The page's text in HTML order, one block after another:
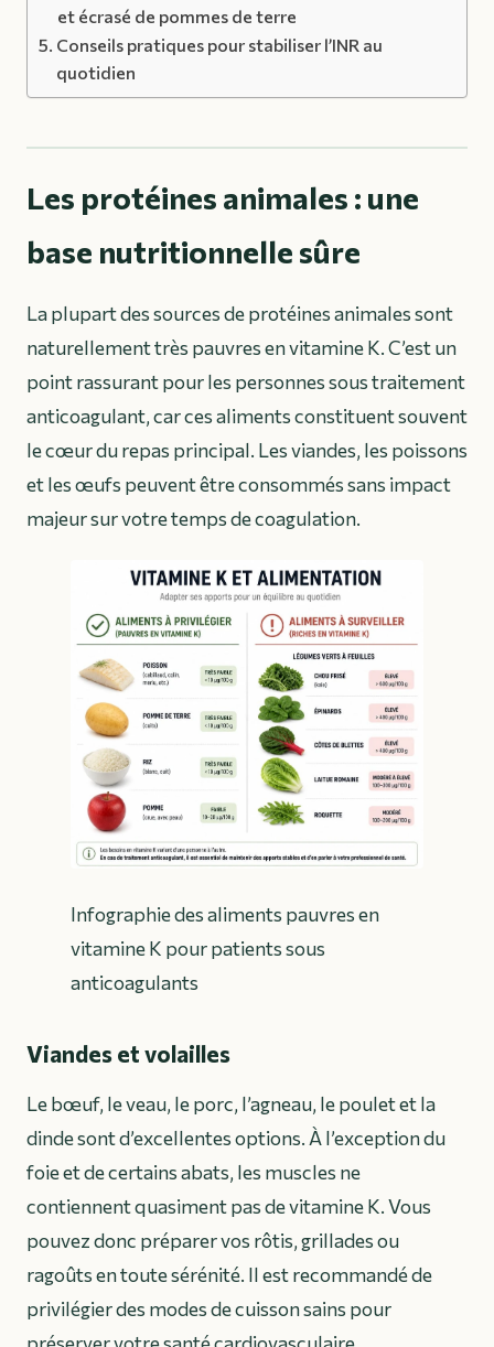
et écrasé de pommes de terre
Conseils pratiques pour stabiliser l’INR au
quotidien
Les protéines animales : une
base nutritionnelle sûre
La plupart des sources de protéines animales sont
naturellement très pauvres en vitamine K. C’est un
point rassurant pour les personnes sous traitement
anticoagulant, car ces aliments constituent souvent
le cœur du repas principal. Les viandes, les poissons
et les œufs peuvent être consommés sans impact
majeur sur votre temps de coagulation.
Infographie des aliments pauvres en
vitamine K pour patients sous
anticoagulants
Viandes et volailles
Le bœuf, le veau, le porc, l’agneau, le poulet et la
dinde sont d’excellentes options. À l’exception du
foie et de certains abats, les muscles ne
contiennent quasiment pas de vitamine K. Vous
pouvez donc préparer vos rôtis, grillades ou
ragoûts en toute sérénité. Il est recommandé de
privilégier des modes de cuisson sains pour